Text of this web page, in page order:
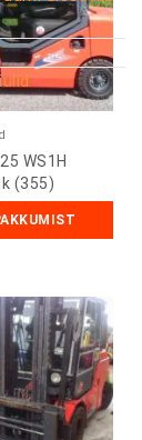
WS1H
(355)